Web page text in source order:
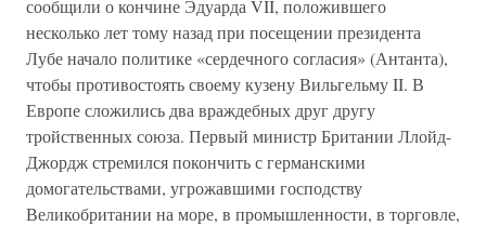
сообщили о кончине Эдуарда VII, положившего
несколько лет тому назад при посещении президента
Лубе начало политике «сердечного согласия» (Антанта),
чтобы противостоять своему кузену Вильгельму II. В
Европе сложились два враждебных друг другу
тройственных союза. Первый министр Британии Ллойд-
Джордж стремился покончить с германскими
домогательствами, угрожавшими господству
Великобритании на море, в промышленности, в торговле,